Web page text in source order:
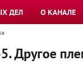
ДЕЛ О КАНАЛЕ
Другое